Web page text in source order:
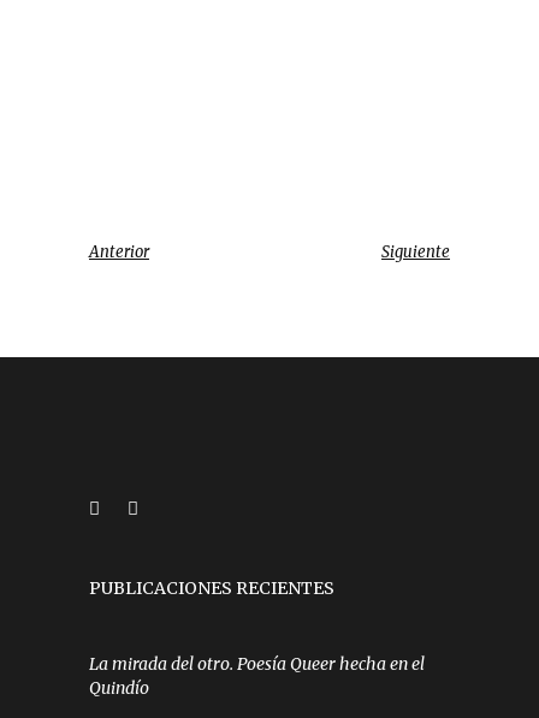
Anterior Siguiente
PUBLICACIONES RECIENTES
La mirada del otro. Poesía Queer hecha en el
Quindío